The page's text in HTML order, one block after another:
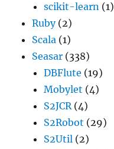
scikit-learn (1)
Ruby(2)
Scala (1)
Seasar (338)
DBFlute (19)
Mobylet (4)
S2JCR(4)
S2Robot (29)
S2Util (2)